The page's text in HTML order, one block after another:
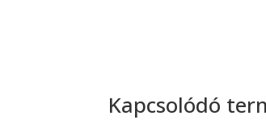
Kapcsolódó